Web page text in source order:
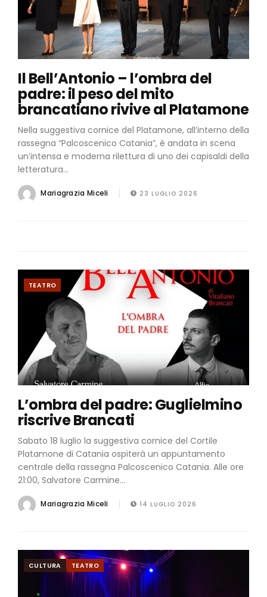
Il Bell’Antonio – l’ombra del
padre: il peso del mito
brancatiano rivive al Platamone
Nella suggestiva cornice del Platamone, all’interno della
rassegna “Palcoscenico Catania”, è andata in scena
un’intensa e moderna rilettura di uno dei capisaldi della
letteratura...
Mariagrazia Miceli 23 LUGLIO 2026
TEATRO
L’ombra del padre: Guglielmino
riscrive Brancati
Sabato 18 luglio la suggestiva cornice del Cortile
Platamone di Catania ospiterà un appuntamento
centrale della rassegna Palcoscenico Catania. Alle ore
21:00, Salvatore Carmine...
Mariagrazia Miceli 14 LUGLIO 2026
CULTURA TEATRO